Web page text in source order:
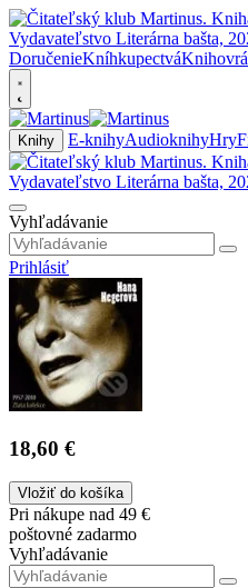
DoručenieKníhkupectvá
Knihy E-knihyAudioknihyHry
Vyhľadávanie
Prihlásiť
18,60 €
Vložiť do košíka
Pri nákupe nad 49 €
poštovné zadarmo
Vyhľadávanie